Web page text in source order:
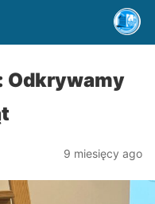
Odkrywamy
9 miesięcy ago